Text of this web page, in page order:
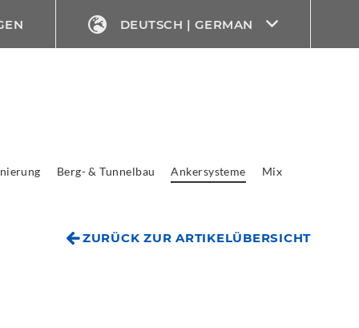
DEUTSCH | GERMAN
Berg- & Tunnelbau Ankersysteme Mix
ZURÜCK ZUR ARTIKELÜBERSICHT